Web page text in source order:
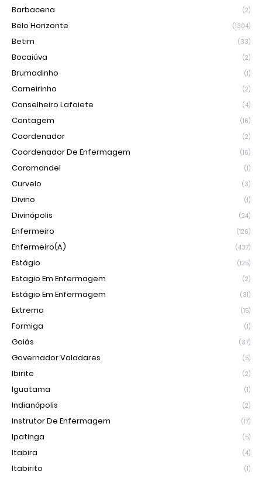
Barbacena (2)
Belo Horizonte (1304)
Betim (33)
Bocaiúva (2)
Brumadinho (1)
Carneirinho (2)
Conselheiro Lafaiete (4)
Contagem (16)
Coordenador (2)
Coordenador De Enfermagem (16)
Coromandel (1)
Curvelo (3)
Divino (1)
Divinópolis (24)
Enfermeiro (126)
Enfermeiro(a) (437)
Estágio (125)
Estagio Em Enfermagem (2)
Estágio Em Enfermagem (31)
Extrema (15)
Formiga (1)
Goiás (37)
Governador Valadares (5)
Ibirite (2)
Iguatama (1)
Indianópolis (2)
Instrutor De Enfermagem (17)
Ipatinga (5)
Itabira (4)
Itabirito (1)